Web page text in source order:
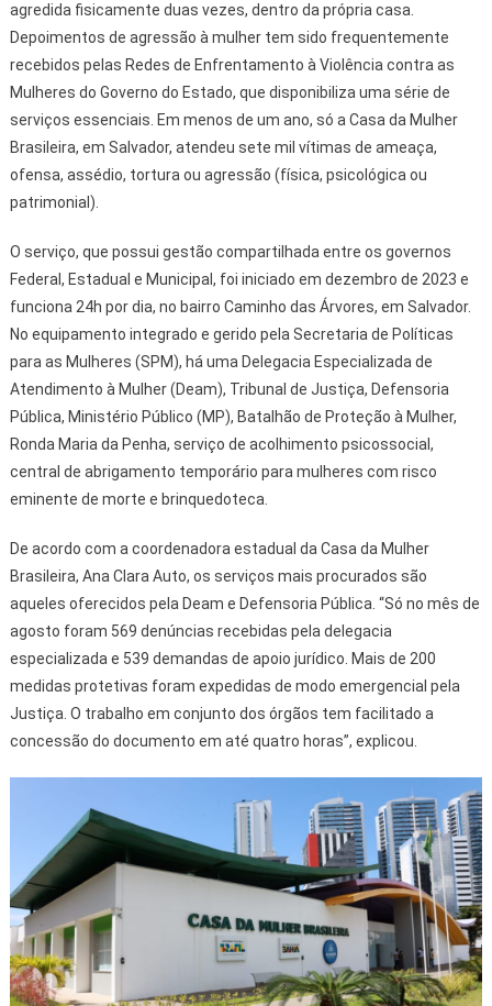
agredida fisicamente duas vezes, dentro da própria casa.
Depoimentos de agressão à mulher tem sido frequentemente
recebidos pelas Redes de Enfrentamento à Violência contra as
Mulheres do Governo do Estado, que disponibiliza uma série de
serviços essenciais. Em menos de um ano, só a Casa da Mulher
Brasileira, em Salvador, atendeu sete mil vítimas de ameaça,
ofensa, assédio, tortura ou agressão (física, psicológica ou
patrimonial).
O serviço, que possui gestão compartilhada entre os governos
Federal, Estadual e Municipal, foi iniciado em dezembro de 2023 e
funciona 24h por dia, no bairro Caminho das Árvores, em Salvador.
No equipamento integrado e gerido pela Secretaria de Políticas
para as Mulheres (SPM), há uma Delegacia Especializada de
Atendimento à Mulher (Deam), Tribunal de Justiça, Defensoria
Pública, Ministério Público (MP), Batalhão de Proteção à Mulher,
Ronda Maria da Penha, serviço de acolhimento psicossocial,
central de abrigamento temporário para mulheres com risco
eminente de morte e brinquedoteca.
De acordo com a coordenadora estadual da Casa da Mulher
Brasileira, Ana Clara Auto, os serviços mais procurados são
aqueles oferecidos pela Deam e Defensoria Pública. “Só no mês de
agosto foram 569 denúncias recebidas pela delegacia
especializada e 539 demandas de apoio jurídico. Mais de 200
medidas protetivas foram expedidas de modo emergencial pela
Justiça. O trabalho em conjunto dos órgãos tem facilitado a
concessão do documento em até quatro horas”, explicou.